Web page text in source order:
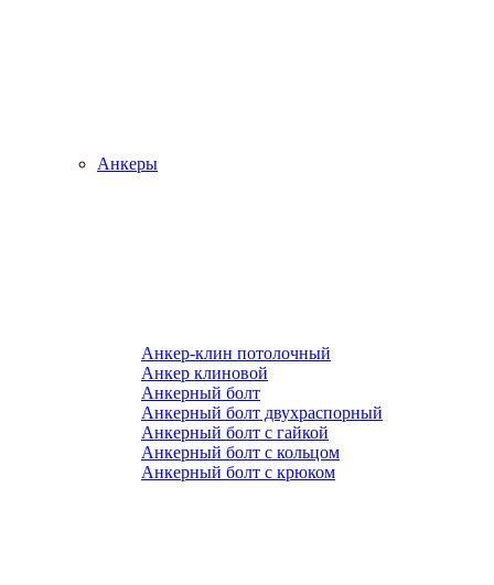
Анкеры
Анкер-клин потолочный
Анкер клиновой
Анкерный болт
Анкерный болт двухраспорный
Анкерный болт с гайкой
Анкерный болт с кольцом
Анкерный болт с крюком